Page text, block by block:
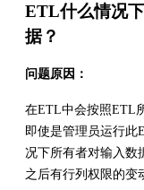
ETL什么情况
据？
问题原因：
在ETL中会按照ETL
即使是管理员运行
况下所有者对输入数
之后有行列权限的变